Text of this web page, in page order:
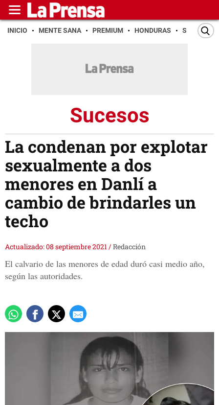
INICIO MENTE SANA PREMIUM HONDURAS SAN PEDRO
Sucesos
La condenan por explotar
sexualmente a dos
menores en Danlí a
cambio de brindarles un
techo
Actualizado: 08 septiembre 2021/Redacción
El calvario de las menores de edad duró casi medio año,
según las autoridades.